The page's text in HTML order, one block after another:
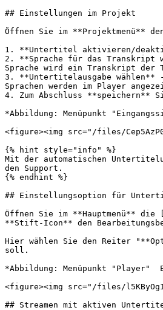
## Einstellungen im Projekt
Öffnen Sie im **Projektmenü**
1. **Untertitel aktivieren/
2. **Sprache für das Transkript
Sprache wird ein Transkript der
3. **Untertitelausgabe wählen**
Sprachen werden im Player
4. Zum Abschluss **speichern**
*Abbildung: Menüpunkt
<figure><img src="/files/
{% hint style="info" %}
Mit der automatischen
den Support.
{% endhint %}
## Einstellungsoption für
Öffnen Sie im **Hauptmenü**
**Stift-Icon** den
Hier wählen Sie den Reiter
soll.
*Abbildung: Menüpunkt "Player"
<figure><img src="/files/
## Streamen mit aktiven